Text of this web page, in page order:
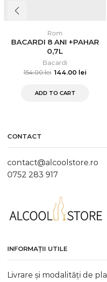
Rom
BACARDI 8 ANI +PAHAR
0,7L
Bacardi
154.00lei 144.00 lei
ADD TO CART
CONTACT
contact@alcoolstore.ro
0752 283 917
INFORMAȚII UTILE
Livrare și modalități de